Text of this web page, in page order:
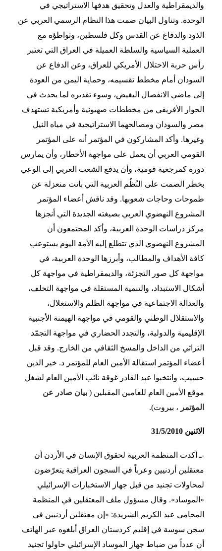
والديمقراطية والعدل وتحقيق هدفها الاستراتيجي في
الوحدة. وتناول البيان صمت هذا النظام الرسمي العربي عن
الذود والدفاع عن القدس وكل فلسطين، وتواطؤه مع
العملية السياسية والسلطة العميلة في العراق التي تعتبر
رأس حربة الاحتلال الأمريكي للعراق، وعن الدفاع عن
السودان أمام مخطط تقسيمه، وحماية اليمن من العودة
إلى ماضي الانفصال البغيض، وسوء تقديره لما يحدث في
الجوار الأفريقي من مخططات صهيونية وأمريكية تستهدف
مصر والسودان ومصالحهما الاستراتيجية في مياه النيل
وغيرها. وأكد المشاركون في المؤتمر أنه على المؤتمر
القومي العربي أن يعمل على مواجهة الأخطار، وأن يمارس
دوره كمرجعية قومية، وأن يدفع الشعب العربي إلى الوعي
بخطر الصمت على النُظُم العربية التي باتت منعزلة عن
طموحات وحاجات شعوبها. وقد ناقش أعضاء المؤتمر
المشروع النهضوي العربي بصيغته الجديدة التي أنجزها
مركز دراسات الوحدة العربية، وأكد المجتمعون أن
المشروع النهضوي الذي تتطلع إليه الأمة اليوم يستوعب
كافة الأهداف والمطالب، وأبرزها الوحدة العربية، في
مواجهة كل صور التجزئة، والديمقراطية في مواجهة كل
أشكال الاستبداد، والتنمية المستقلة في مواجهة التخلف،
والعدالة الاجتماعية في مواجهة الظلم والاستغلال،
والاستقلال الوطني والقومي في مواجهة الهيمنة الأجنبية
الإقليمية والدولية، والتجدد الحضاري في مواجهة التجمّد
التراثي من الداخل والمسخ الثقافي من الخارج. وقد قبل
أعضاء المؤتمر استقالة الأمين العام للمؤتمر د. خير الدين
حسيب، وانتخبوا عبد القادر غوقة نائب الأمين العام لشغل
موقع الأمين العام للعامين المقبلين ( بيان صادر عن
المؤتمر ، بيروت).
الاثنين 31/5/2010
-ـ أكدت المنظمة العربية لحقوق الإنسان في الأردن أن
معتقلين أردنيين وعرباً في السجون العراقية يتعرّضون
لمحاولات تجنيد من قبل جهاز الاستخبارات الإسرائيلي
«الموساد». وقال مسؤول ملف المعتقلين في المنظمة
المحامي عبد الكريم الشريدة: «إن معتقلين أردنيين في
سجن سوسة في إقليم كردستان العراق أبلغوه عبر الهاتف
أن عدداً من ضباط جهاز الموساد الإسرائيلي حاولوا تجنيد